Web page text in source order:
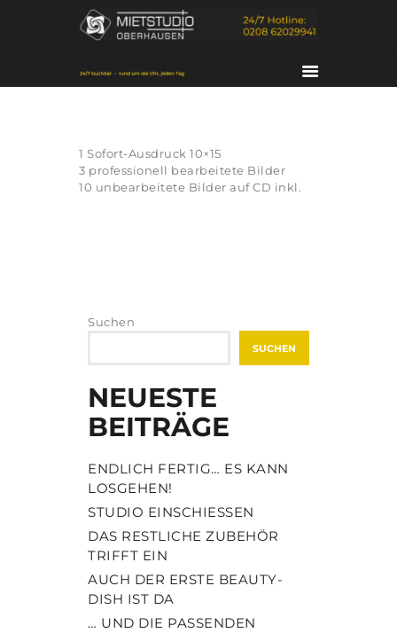
PORTFOLIO
ÜBER UNS
1 Sofort-Ausdruck 10×15
3 professionell bearbeitete Bilder
10 unbearbeitete Bilder auf CD inkl.
Suchen
SUCHEN
NEUESTE
BEITRÄGE
ENDLICH FERTIG… ES KANN
LOSGEHEN!
STUDIO EINSCHIESSEN
DAS RESTLICHE ZUBEHÖR
TRIFFT EIN
AUCH DER ERSTE BEAUTY-
DISH IST DA
… UND DIE PASSENDEN